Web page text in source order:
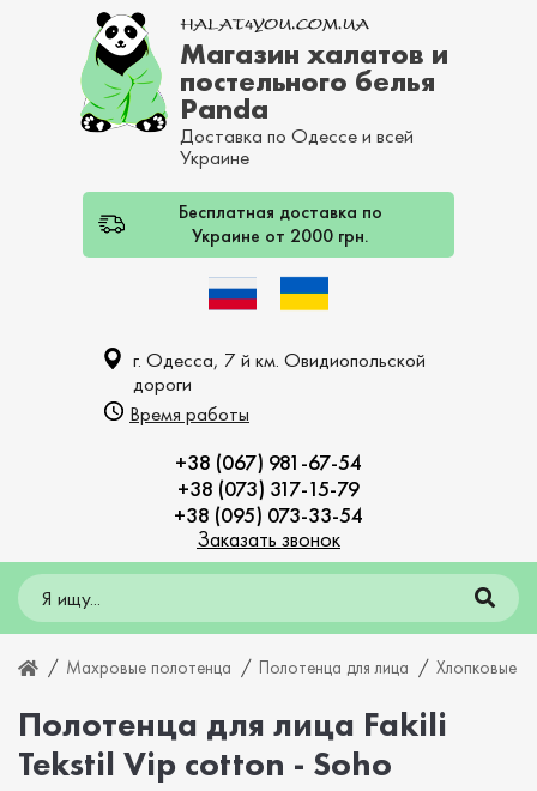
Магазин халатов и
постельного белья
Panda
Доставка по Одессе и всей
Украине
Бесплатная доставка по
Украине от 2000 грн.
г. Одесса, 7 й км. Овидиопольской
дороги
Время работы
+38 (067) 981-67-54
+38 (073) 317-15-79
+38 (095) 073-33-54
Заказать звонок
Махровые полотенца Полотенца для лица Хлопковые
Полотенца для лица Fakili
Tekstil Vip cotton - Soho